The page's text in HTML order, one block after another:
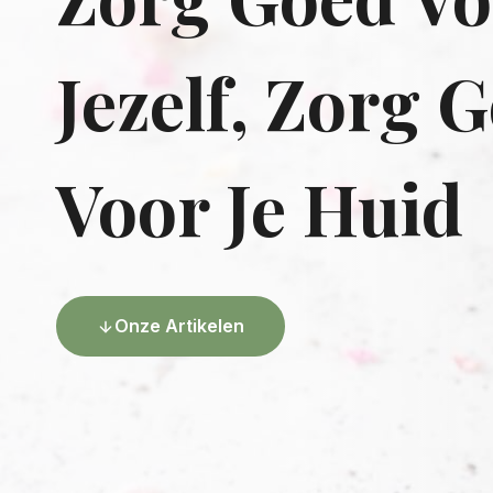
Jezelf, Zorg
Voor Je Huid
Onze Artikelen